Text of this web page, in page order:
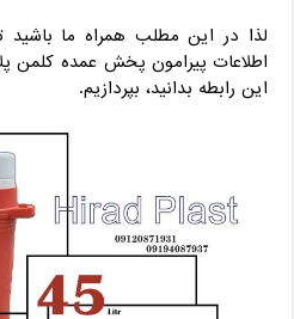
لذا در این مطلب همراه ما باشید
اطلاعات پیرامون پخش عمده کلمن
این رابطه بدانید، بپردازیم.